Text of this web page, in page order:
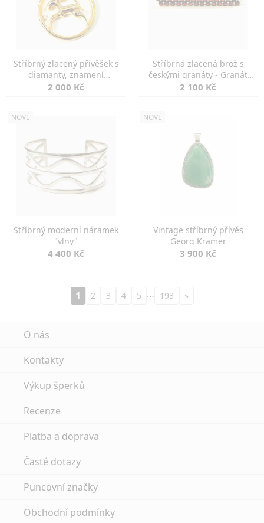
Stříbrný zlacený přívěšek s
diamanty, znamení
KOZOROH
2 000 Kč
Stříbrná zlacená brož s
českými granáty - Granát
Turnov
2 100 Kč
NOVÉ
Stříbrný moderní náramek
"vlny"
4 400 Kč
NOVÉ
Vintage stříbrný přívěs
Georg Kramer
3 900 Kč
1 2 3 4 5 … 193 »
O nás
Kontakty
Výkup šperků
Recenze
Platba a doprava
Časté dotazy
Puncovní značky
Obchodní podmínky